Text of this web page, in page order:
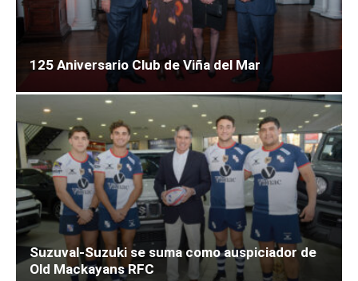
125 Aniversario Club de Viña del Mar
Suzuval-Suzuki se suma como auspiciador de
Old Mackayans RFC